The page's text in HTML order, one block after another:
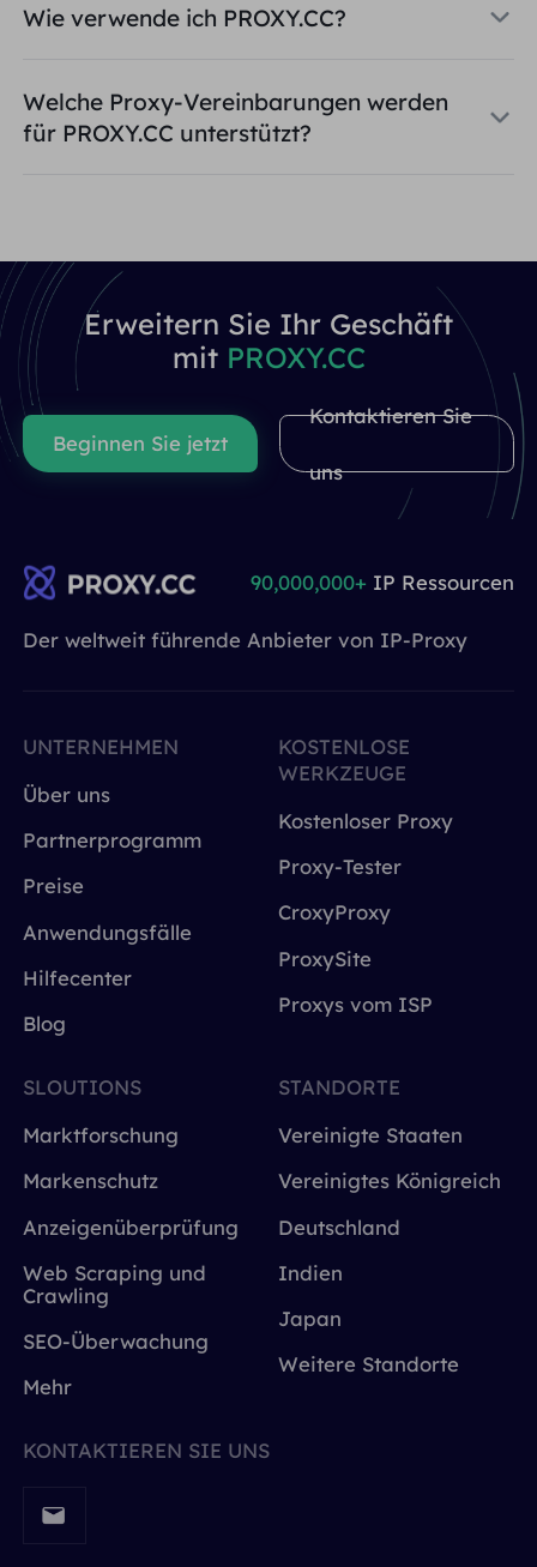
Wie verwende ich PROXY.CC?
Welche Proxy-Vereinbarungen werden
für PROXY.CC unterstützt?
Erweitern Sie Ihr Geschäft
mit PROXY.CC
Beginnen Sie jetzt
Kontaktieren Sie
uns
Der weltweit führende Anbieter von IP-Proxy
90,000,000+ IP Ressourcen
UNTERNEHMEN
Über uns
Partnerprogramm
Preise
Anwendungsfälle
Hilfecenter
Blog
KOSTENLOSE
WERKZEUGE
Kostenloser Proxy
Proxy-Tester
CroxyProxy
ProxySite
Proxys vom ISP
SLOUTIONS
Marktforschung
Markenschutz
Anzeigenüberprüfung
Web Scraping und
Crawling
SEO-Überwachung
Mehr
STANDORTE
Vereinigte Staaten
Vereinigtes Königreich
Deutschland
Indien
Japan
Weitere Standorte
KONTAKTIEREN SIE UNS